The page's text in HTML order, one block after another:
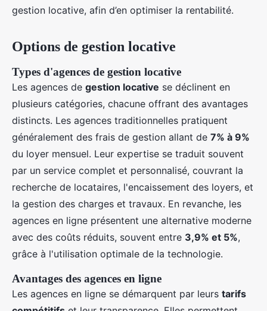
gestion locative, afin d’en optimiser la rentabilité.
Options de gestion locative
Types d'agences de gestion locative
Les agences de gestion locative se déclinent en
plusieurs catégories, chacune offrant des avantages
distincts. Les agences traditionnelles pratiquent
généralement des frais de gestion allant de 7% à 9%
du loyer mensuel. Leur expertise se traduit souvent
par un service complet et personnalisé, couvrant la
recherche de locataires, l'encaissement des loyers, et
la gestion des charges et travaux. En revanche, les
agences en ligne présentent une alternative moderne
avec des coûts réduits, souvent entre 3,9% et 5%,
grâce à l'utilisation optimale de la technologie.
Avantages des agences en ligne
Les agences en ligne se démarquent par leurs tarifs